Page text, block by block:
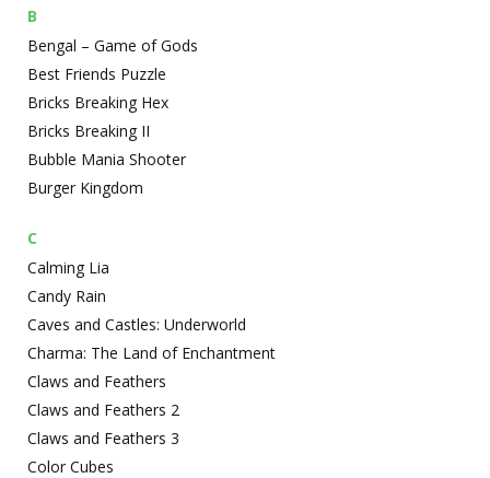
B
Bengal – Game of Gods
Best Friends Puzzle
Bricks Breaking Hex
Bricks Breaking II
Bubble Mania Shooter
Burger Kingdom
C
Calming Lia
Candy Rain
Caves and Castles: Underworld
Charma: The Land of Enchantment
Claws and Feathers
Claws and Feathers 2
Claws and Feathers 3
Color Cubes